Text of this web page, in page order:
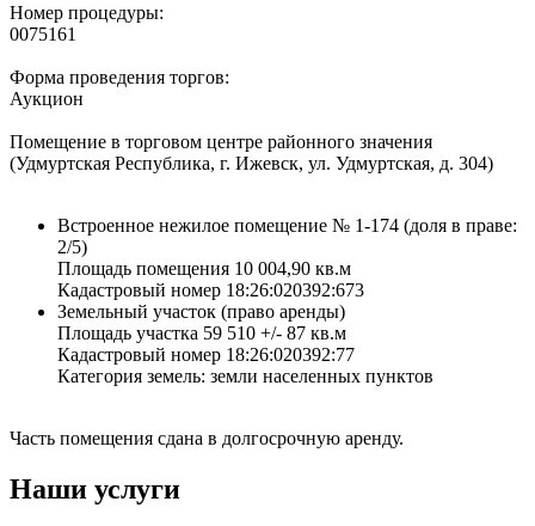
Номер процедуры:
0075161
Форма проведения торгов:
Аукцион
Помещение в торговом центре районного значения
(Удмуртская Республика, г. Ижевск, ул. Удмуртская, д. 304)
Встроенное нежилое помещение № 1-174 (доля в праве:
2/5)
Площадь помещения 10 004,90 кв.м
Кадастровый номер 18:26:020392:673
Земельный участок (право аренды)
Площадь участка 59 510 +/- 87 кв.м
Кадастровый номер 18:26:020392:77
Категория земель: земли населенных пунктов
Часть помещения сдана в долгосрочную аренду.
Наши услуги